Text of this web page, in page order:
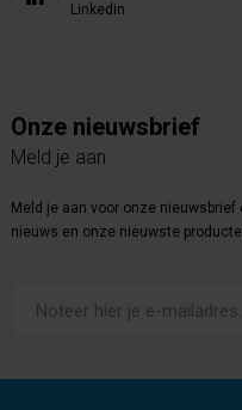
Linkedin
Onze nieuwsbrief
Meld je aan
Meld je aan voor onze
nieuws en onze nieuwste